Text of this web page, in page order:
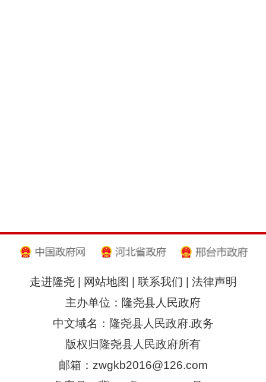
走进隆尧| 网站地图 联系我们
法律声明
主办单位：隆尧县人民政府
中文域名：隆尧县人民政府.政务
版权归隆尧县人民政府所有
邮箱：zwgkb2016@126.com